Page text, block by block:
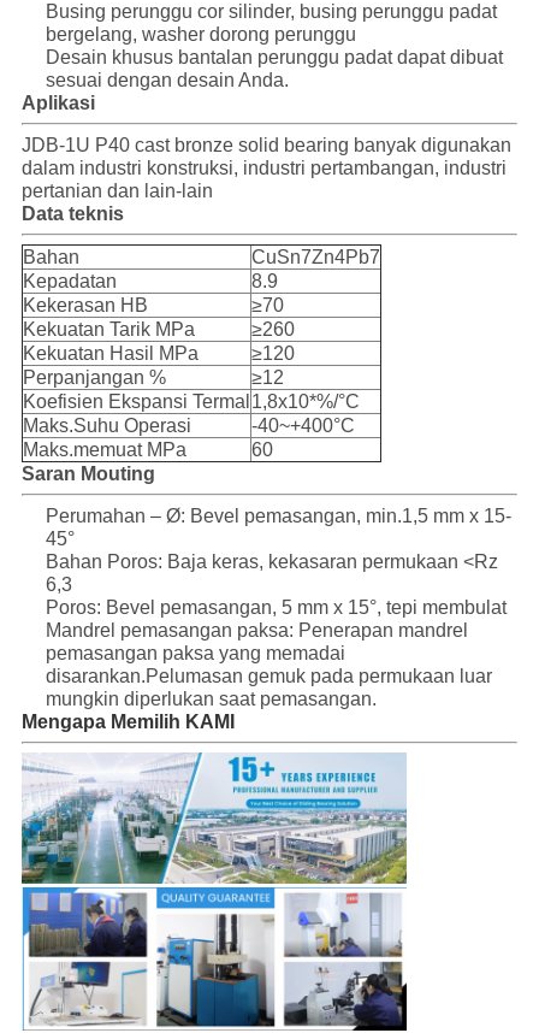
Busing perunggu cor silinder, busing perunggu padat
bergelang, washer dorong perunggu
Desain khusus bantalan perunggu padat dapat dibuat
sesuai dengan desain Anda.
Aplikasi
JDB-1U P40 cast bronze solid bearing banyak digunakan
dalam industri konstruksi, industri pertambangan, industri
pertanian dan lain-lain
Data teknis
Bahan
CuSn7Zn4Pb7
Kepadatan
8.9
Kekerasan HB
≥70
Kekuatan Tarik MPa
≥260
Kekuatan Hasil MPa
≥120
Perpanjangan %
≥12
Koefisien Ekspansi Termal 1,8x10*%/°C
Maks.Suhu Operasi
-40~+400°C
Maks.memuat MPa
60
Saran Mouting
Perumahan – Ø: Bevel pemasangan, min.1,5 mm x 15-
45°
Bahan Poros: Baja keras, kekasaran permukaan <Rz
6,3
Poros: Bevel pemasangan, 5 mm x 15°, tepi membulat
Mandrel pemasangan paksa: Penerapan mandrel
pemasangan paksa yang memadai
disarankan.Pelumasan gemuk pada permukaan luar
mungkin diperlukan saat pemasangan.
Mengapa Memilih KAMI